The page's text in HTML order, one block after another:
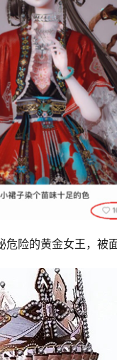
险的黄金女王，被